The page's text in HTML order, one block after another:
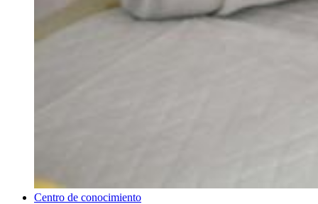
Centro de conocimiento